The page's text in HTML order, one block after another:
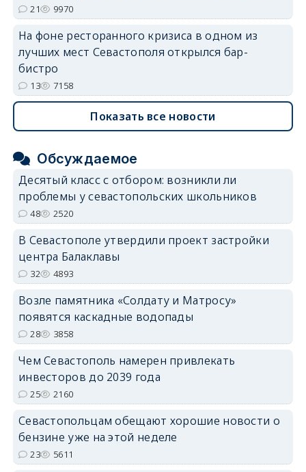
21 9970
На фоне ресторанного кризиса в одном из
лучших мест Севастополя открылся бар-
бистро
13 7158
Показать все новости
Обсуждаемое
Десятый класс с отбором: возникли ли
проблемы у севастопольских школьников
48 2520
В Севастополе утвердили проект застройки
центра Балаклавы
32 4893
Возле памятника «Солдату и Матросу»
появятся каскадные водопады
28 3858
Чем Севастополь намерен привлекать
инвесторов до 2039 года
25 2160
Севастопольцам обещают хорошие новости о
бензине уже на этой неделе
23 5611